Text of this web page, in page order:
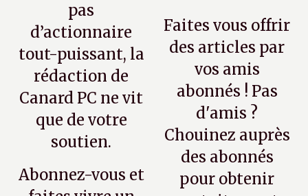
pas
d’actionnaire
tout-puissant, la
rédaction de
Canard PC ne vit
que de votre
soutien.
Abonnez-vous et
Faites vous offrir
des articles par
vos amis
abonnés ! Pas
d'amis ?
Chouinez auprès
des abonnés
pour obtenir